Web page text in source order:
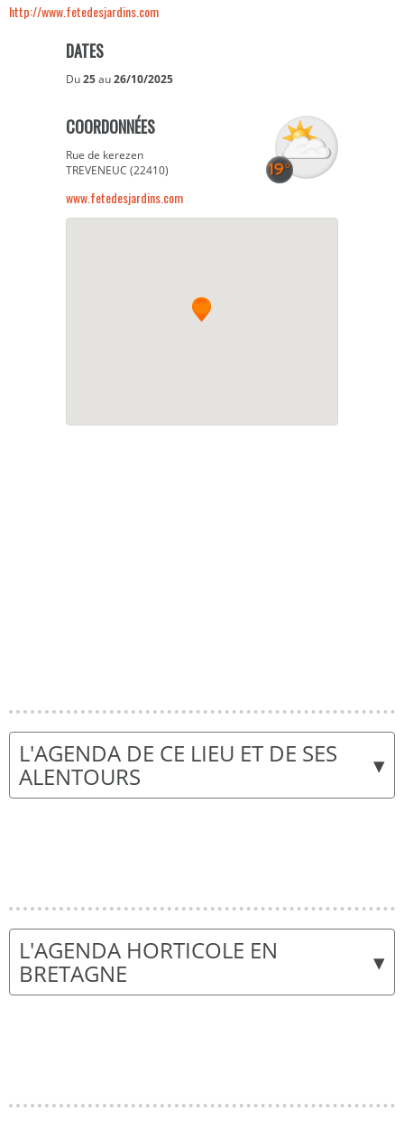
http://www.fetedesjardins.com
DATES
Du25au26/10/2025
COORDONNÉES
Rue de kerezen
TREVENEUC (22410)
www.fetedesjardins.com
▾
L'AGENDA DE CE LIEU ET DE SES
ALENTOURS
▾
L'AGENDA HORTICOLE EN
BRETAGNE